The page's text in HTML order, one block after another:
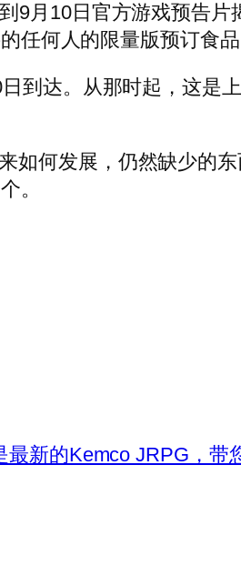
9月10日官方游戏预告
任何人的限量版预订食品
到达。从那时起，这是
如何发展，仍然缺少的
。
最新的Kemco JRPG，带